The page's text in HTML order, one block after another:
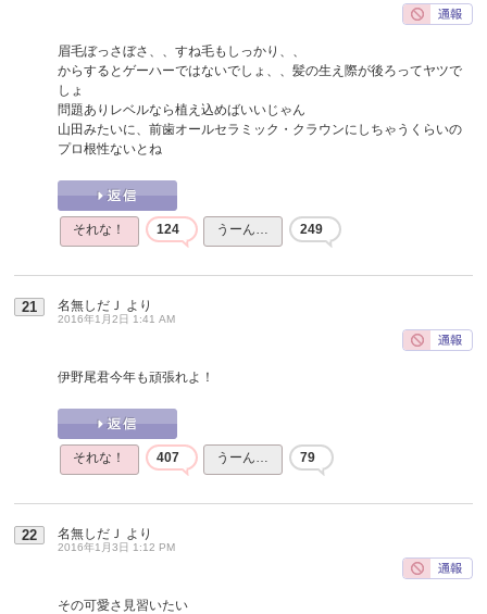
眉毛ぼっさぼさ、、すね毛もしっかり、、
からするとゲーハーではないでしょ、、髪の生え際が後ろってヤツで
しょ
問題ありレベルなら植え込めばいいじゃん
山田みたいに、前歯オールセラミック・クラウンにしちゃうくらいの
プロ根性ないとね
それな！ 124 うーん… 249
21 名無しだＪ より
2016年1月2日 1:41 AM
伊野尾君今年も頑張れよ！
それな！ 407 うーん… 79
22 名無しだＪ より
2016年1月3日 1:12 PM
その可愛さ見習いたい